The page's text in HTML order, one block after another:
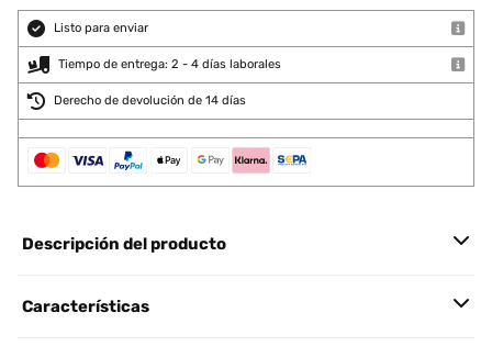
Listo para enviar
Tiempo de entrega: 2 - 4 días laborales
Derecho de devolución de 14 días
Descripción del producto
Características